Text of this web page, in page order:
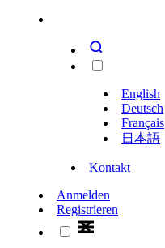
English
Deutsch
Français
日本語
Kontakt
Anmelden
Registrieren